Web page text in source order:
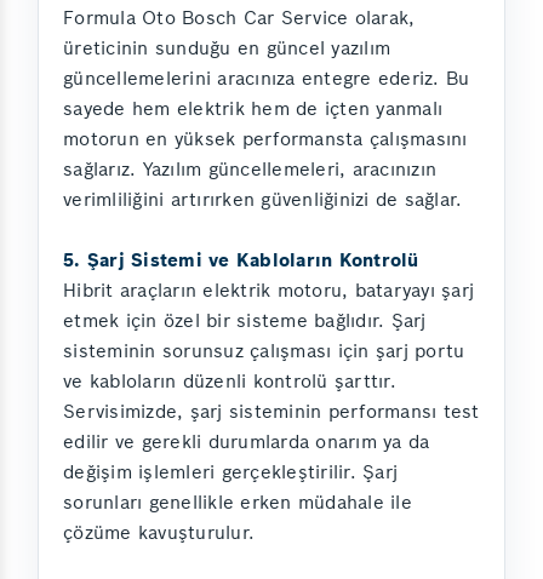
Formula Oto Bosch Car Service olarak,
üreticinin sunduğu en güncel yazılım
güncellemelerini aracınıza entegre ederiz. Bu
sayede hem elektrik hem de içten yanmalı
motorun en yüksek performansta çalışmasını
sağlarız. Yazılım güncellemeleri, aracınızın
verimliliğini artırırken güvenliğinizi de sağlar.
5. Şarj Sistemi ve Kabloların Kontrolü
Hibrit araçların elektrik motoru, bataryayı şarj
etmek için özel bir sisteme bağlıdır. Şarj
sisteminin sorunsuz çalışması için şarj portu
ve kabloların düzenli kontrolü şarttır.
Servisimizde, şarj sisteminin performansı test
edilir ve gerekli durumlarda onarım ya da
değişim işlemleri gerçekleştirilir. Şarj
sorunları genellikle erken müdahale ile
çözüme kavuşturulur.